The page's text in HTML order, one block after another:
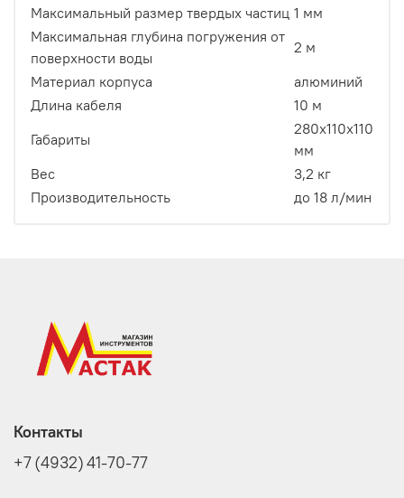
Максимальный размер твердых частиц 1 мм
Максимальная глубина погружения от
поверхности воды
2 м
Материал корпуса
алюминий
Длина кабеля
10 м
Габариты
280х110х110
мм
Вес
3,2 кг
Производительность
до 18 л/мин
Контакты
+7 (4932) 41-70-77